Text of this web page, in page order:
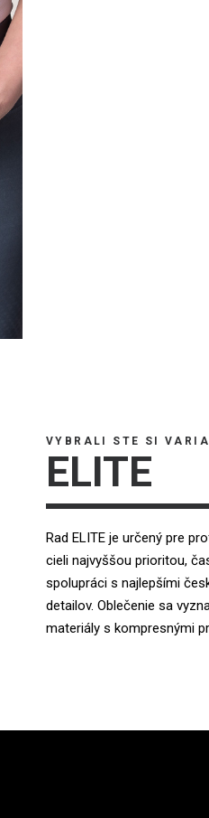
VYBRALI STE SI
ELITE
Rad ELITE je určený pre
cieli najvyššou prioritou,
spolupráci s najlepšími
detailov. Oblečenie sa
materiály s kompresnými